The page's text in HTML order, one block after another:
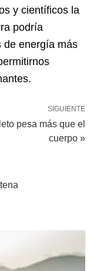
y científicos la
podría
de energía más
SIGUIENTE
pesa más que el
cuerpo »